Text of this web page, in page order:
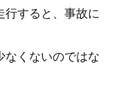
行すると、事故に
なくないのではな